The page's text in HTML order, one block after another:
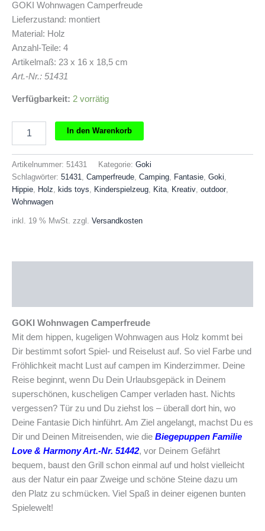
GOKI Wohnwagen Camperfreude
Lieferzustand: montiert
Material: Holz
Anzahl-Teile: 4
Artikelmaß: 23 x 16 x 18,5 cm
Art.-Nr.: 51431
Verfügbarkeit: 2 vorrätig
Wohnwagen
Menge
In den Warenkorb
Artikelnummer: 51431 Kategorie: Goki
Schlagwörter: 51431, Camperfreude, Camping, Fantasie, Goki,
Hippie, Holz, kids toys, Kinderspielzeug, Kita, Kreativ, outdoor,
Wohnwagen
inkl. 19 % MwSt. zzgl. Versandkosten
GOKI Wohnwagen Camperfreude
Mit dem hippen, kugeligen Wohnwagen aus Holz kommt bei
Dir bestimmt sofort Spiel- und Reiselust auf. So viel Farbe und
Fröhlichkeit macht Lust auf campen im Kinderzimmer. Deine
Reise beginnt, wenn Du Dein Urlaubsgepäck in Deinem
superschönen, kuscheligen Camper verladen hast. Nichts
vergessen? Tür zu und Du ziehst los – überall dort hin, wo
Deine Fantasie Dich hinführt. Am Ziel angelangt, machst Du es
Dir und Deinen Mitreisenden, wie die Biegepuppen Familie
Love & Harmony Art.-Nr. 51442, vor Deinem Gefährt
bequem, baust den Grill schon einmal auf und holst vielleicht
aus der Natur ein paar Zweige und schöne Steine dazu um
den Platz zu schmücken. Viel Spaß in deiner eigenen bunten
Spielewelt!